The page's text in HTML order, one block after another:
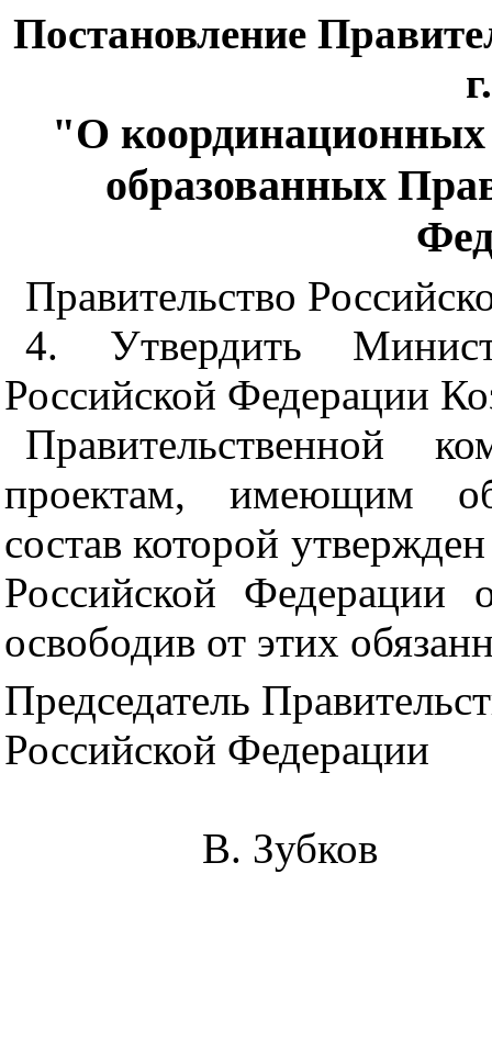
Постановление
"О координационных
образованных
Правительство
4. Утвердить
Российской Федерации
Правительственной
проектам, имеющим
состав которой
Российской
освободив от этих
Председатель
Российской Федерации
В. Зубков